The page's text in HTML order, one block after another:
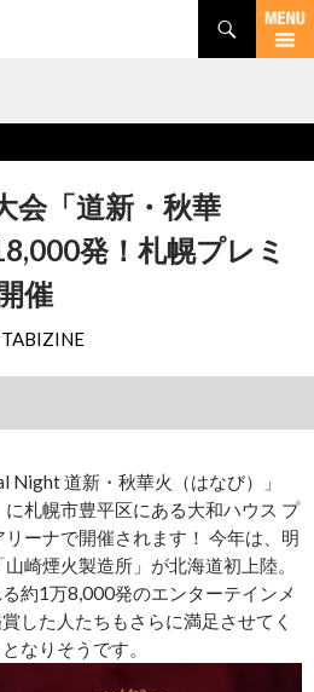
会「道新・秋華
発！札幌プレミ
催
TABIZINE
Night 道新・秋華火（はなび）」
札幌市豊平区にある大和ハウス プ
ーナで開催されます！ 今年は、明
崎煙火製造所」が北海道初上陸。
約1万8,000発のエンターテインメ
した人たちもさらに満足させてく
なりそうです。